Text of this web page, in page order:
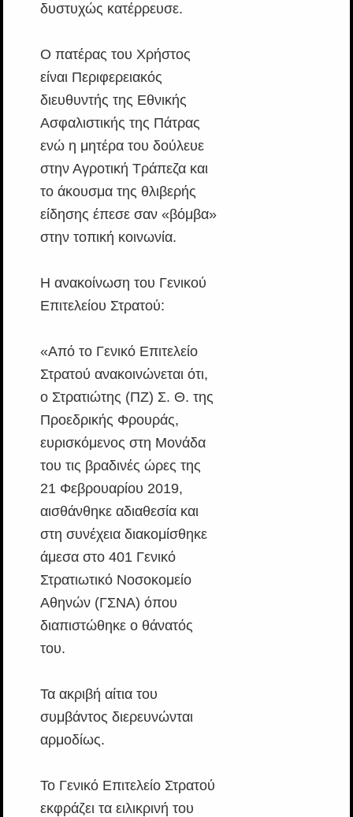
δυστυχώς κατέρρευσε.
Ο πατέρας του Χρήστος
είναι Περιφερειακός
διευθυντής της Εθνικής
Ασφαλιστικής της Πάτρας
ενώ η μητέρα του δούλευε
στην Αγροτική Τράπεζα και
το άκουσμα της θλιβερής
είδησης έπεσε σαν «βόμβα»
στην τοπική κοινωνία.
Η ανακοίνωση του Γενικού
Επιτελείου Στρατού:
«Από το Γενικό Επιτελείο
Στρατού ανακοινώνεται ότι,
ο Στρατιώτης (ΠΖ) Σ. Θ. της
Προεδρικής Φρουράς,
ευρισκόμενος στη Μονάδα
του τις βραδινές ώρες της
21 Φεβρουαρίου 2019,
αισθάνθηκε αδιαθεσία και
στη συνέχεια διακομίσθηκε
άμεσα στο 401 Γενικό
Στρατιωτικό Νοσοκομείο
Αθηνών (ΓΣΝΑ) όπου
διαπιστώθηκε ο θάνατός
του.
Τα ακριβή αίτια του
συμβάντος διερευνώνται
αρμοδίως.
Το Γενικό Επιτελείο Στρατού
εκφράζει τα ειλικρινή του